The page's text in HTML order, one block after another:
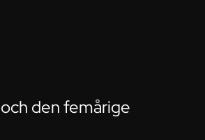
den femårige